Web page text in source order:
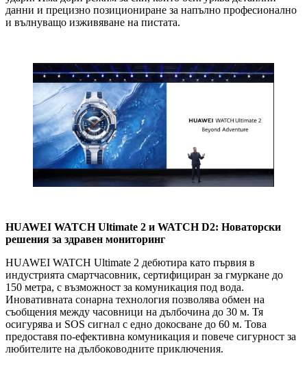
данни и прецизно позициониране за напълно професионално
и вълнуващо изживяване на пистата.
HUAWEI WATCH Ultimate 2 и WATCH D2: Новаторски
решения за здравен мониторинг
HUAWEI WATCH Ultimate 2 дебютира като първия в
индустрията смартчасовник, сертифициран за гмуркане до
150 метра, с възможност за комуникация под вода.
Иновативната сонарна технология позволява обмен на
съобщения между часовници на дълбочина до 30 м. Тя
осигурява и SOS сигнал с едно докосване до 60 м. Това
предоставя по-ефективна комуникация и повече сигурност за
любителите на дълбоководните приключения.